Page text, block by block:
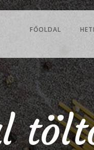
FŐOLDAL